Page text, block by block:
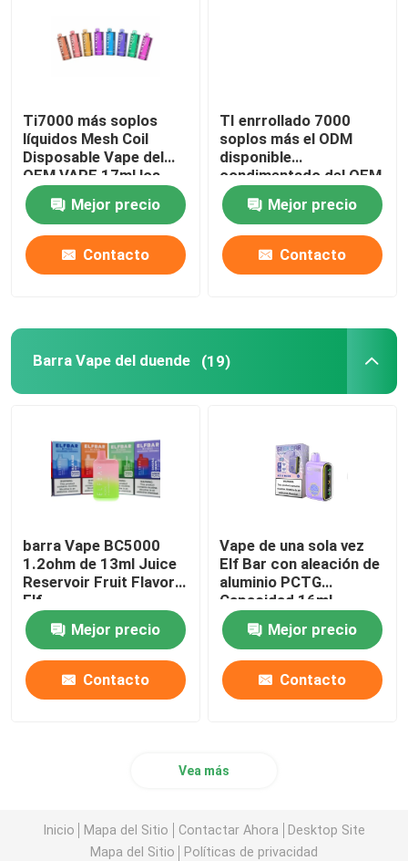
Ti7000 más soplos
líquidos Mesh Coil
Disposable Vape del
OEM VAPE 17ml los
7000
Mejor precio
Contacto
TI enrrollado 7000
soplos más el ODM
disponible
condimentado del OEM
de la pluma 17ml de
Vape
Mejor precio
Contacto
Barra Vape del duende (19)
barra Vape BC5000
1.2ohm de 13ml Juice
Reservoir Fruit Flavor
Elf
Mejor precio
Contacto
Vape de una sola vez
Elf Bar con aleación de
aluminio PCTG
Capacidad 16ml
Mejor precio
Contacto
Vea más
Inicio Mapa del Sitio Contactar Ahora
Desktop Site
Mapa del Sitio
Políticas de privacidad